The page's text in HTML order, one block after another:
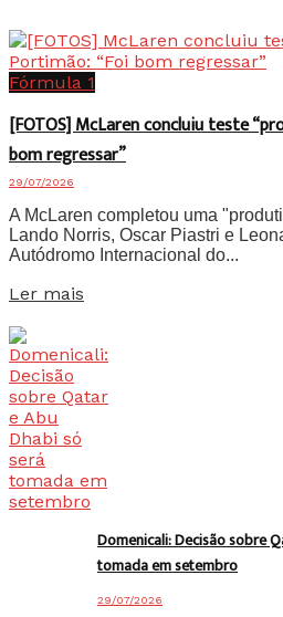
Fórmula 1
[FOTOS] McLaren concluiu teste
bom regressar”
29/07/2026
A McLaren completou uma
Lando Norris, Oscar Piastri e
Autódromo Internacional do...
Ler mais
Domenicali: Decisão sobre
tomada em setembro
29/07/2026